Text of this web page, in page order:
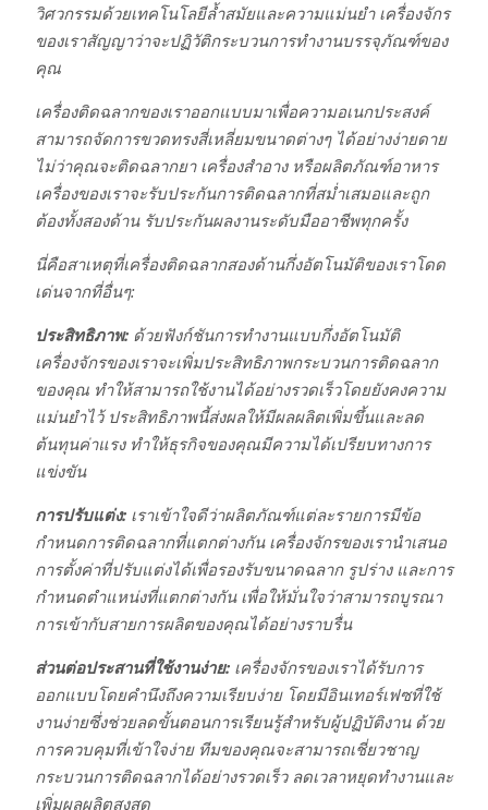
วิศวกรรมด้วยเทคโนโลยีล้ำสมัยและความแม่นยำ เครื่องจักร
ของเราสัญญาว่าจะปฏิวัติกระบวนการทำงานบรรจุภัณฑ์ของ
คุณ
เครื่องติดฉลากของเราออกแบบมาเพื่อความอเนกประสงค์
สามารถจัดการขวดทรงสี่เหลี่ยมขนาดต่างๆ ได้อย่างง่ายดาย
ไม่ว่าคุณจะติดฉลากยา เครื่องสำอาง หรือผลิตภัณฑ์อาหาร
เครื่องของเราจะรับประกันการติดฉลากที่สม่ำเสมอและถูก
ต้องทั้งสองด้าน รับประกันผลงานระดับมืออาชีพทุกครั้ง
นี่คือสาเหตุที่เครื่องติดฉลากสองด้านกึ่งอัตโนมัติของเราโดด
เด่นจากที่อื่นๆ:
ประสิทธิภาพ:ด้วยฟังก์ชันการทำงานแบบกึ่งอัตโนมัติ
เครื่องจักรของเราจะเพิ่มประสิทธิภาพกระบวนการติดฉลาก
ของคุณ ทำให้สามารถใช้งานได้อย่างรวดเร็วโดยยังคงความ
แม่นยำไว้ ประสิทธิภาพนี้ส่งผลให้มีผลผลิตเพิ่มขึ้นและลด
ต้นทุนค่าแรง ทำให้ธุรกิจของคุณมีความได้เปรียบทางการ
แข่งขัน
การปรับแต่ง:เราเข้าใจดีว่าผลิตภัณฑ์แต่ละรายการมีข้อ
กำหนดการติดฉลากที่แตกต่างกัน เครื่องจักรของเรานำเสนอ
การตั้งค่าที่ปรับแต่งได้เพื่อรองรับขนาดฉลาก รูปร่าง และการ
กำหนดตำแหน่งที่แตกต่างกัน เพื่อให้มั่นใจว่าสามารถบูรณา
การเข้ากับสายการผลิตของคุณได้อย่างราบรื่น
ส่วนต่อประสานที่ใช้งานง่าย:เครื่องจักรของเราได้รับการ
ออกแบบโดยคำนึงถึงความเรียบง่าย โดยมีอินเทอร์เฟซที่ใช้
งานง่ายซึ่งช่วยลดขั้นตอนการเรียนรู้สำหรับผู้ปฏิบัติงาน ด้วย
การควบคุมที่เข้าใจง่าย ทีมของคุณจะสามารถเชี่ยวชาญ
กระบวนการติดฉลากได้อย่างรวดเร็ว ลดเวลาหยุดทำงานและ
เพิ่มผลผลิตสูงสุด